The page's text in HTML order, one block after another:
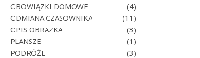
OBOWIĄZKI DOMOWE
(4)
ODMIANA CZASOWNIKA
(11)
OPIS OBRAZKA
(3)
PLANSZE
(1)
PODRÓŻE
(3)